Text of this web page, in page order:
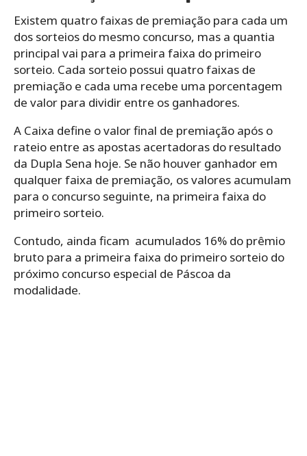
Existem quatro faixas de premiação para cada um
dos sorteios do mesmo concurso, mas a quantia
principal vai para a primeira faixa do primeiro
sorteio. Cada sorteio possui quatro faixas de
premiação e cada uma recebe uma porcentagem
de valor para dividir entre os ganhadores.
A Caixa define o valor final de premiação após o
rateio entre as apostas acertadoras do resultado
da Dupla Sena hoje. Se não houver ganhador em
qualquer faixa de premiação, os valores acumulam
para o concurso seguinte, na primeira faixa do
primeiro sorteio.
Contudo, ainda ficam acumulados 16% do prêmio
bruto para a primeira faixa do primeiro sorteio do
próximo concurso especial de Páscoa da
modalidade.